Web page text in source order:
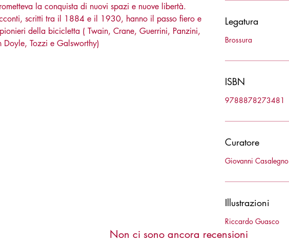
la conquista di nuovi spazi e nuove libertà.
scritti tra il 1884 e il 1930, hanno il passo fiero e
della bicicletta ( Twain, Crane, Guerrini, Panzini,
Tozzi e Galsworthy)
Legatura
Brossura
ISBN
9788878273481
Curatore
Giovanni Casalegno
Illustrazioni
Riccardo Guasco
Non ci sono ancora recensioni